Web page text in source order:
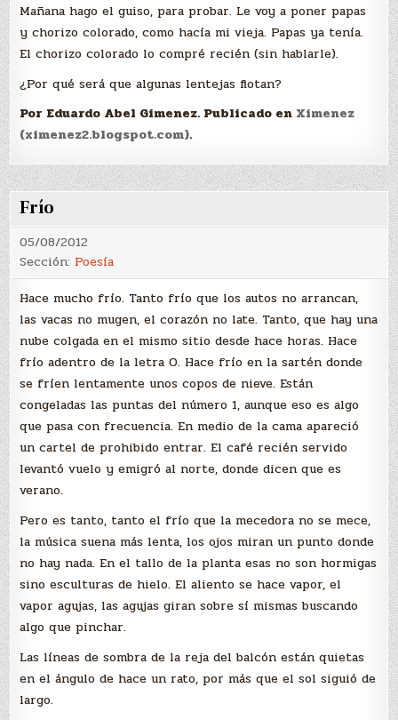
Mañana hago el guiso, para probar. Le voy a poner papas
y chorizo colorado, como hacía mi vieja. Papas ya tenía.
El chorizo colorado lo compré recién (sin hablarle).
¿Por qué será que algunas lentejas flotan?
Por Eduardo Abel Gimenez. Publicado en Ximenez
(ximenez2.blogspot.com).
Frío
05/08/2012
Sección: Poesía
Hace mucho frío. Tanto frío que los autos no arrancan,
las vacas no mugen, el corazón no late. Tanto, que hay una
nube colgada en el mismo sitio desde hace horas. Hace
frío adentro de la letra O. Hace frío en la sartén donde
se fríen lentamente unos copos de nieve. Están
congeladas las puntas del número 1, aunque eso es algo
que pasa con frecuencia. En medio de la cama apareció
un cartel de prohibido entrar. El café recién servido
levantó vuelo y emigró al norte, donde dicen que es
verano.
Pero es tanto, tanto el frío que la mecedora no se mece,
la música suena más lenta, los ojos miran un punto donde
no hay nada. En el tallo de la planta esas no son hormigas
sino esculturas de hielo. El aliento se hace vapor, el
vapor agujas, las agujas giran sobre sí mismas buscando
algo que pinchar.
Las líneas de sombra de la reja del balcón están quietas
en el ángulo de hace un rato, por más que el sol siguió de
largo.